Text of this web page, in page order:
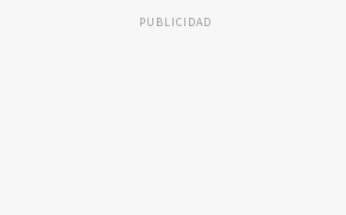
PUBLICIDAD